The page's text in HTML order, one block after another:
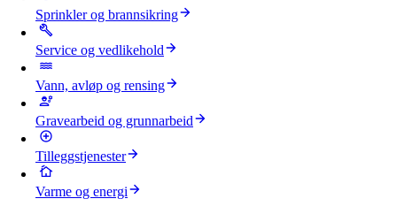
Sprinkler og brannsikring
Service og vedlikehold
Vann, avløp og rensing
Gravearbeid og grunnarbeid
Tilleggstjenester
Varme og energi